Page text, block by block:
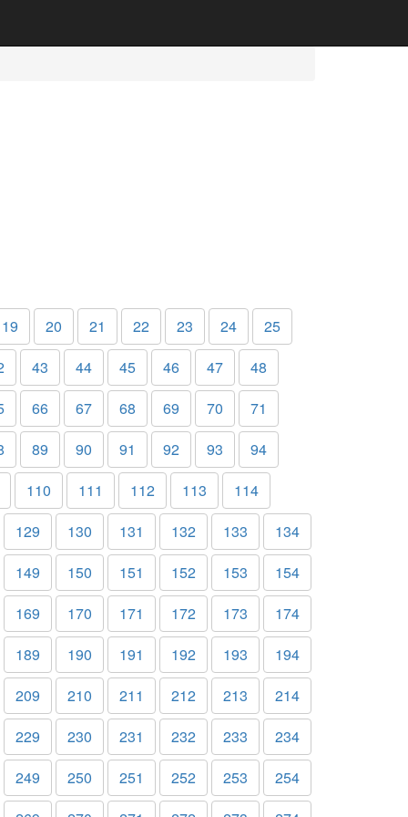
19 20 21 22 23 24
25
43 44 45 46 47
48
66 67 68 69 70
71
89 90 91 92 93
94
110
111 112 113
114
129
130 131 132 133
134
149
150 151 152 153
154
169
170 171 172 173
174
189
190 191 192 193
194
209
210 211 212 213
214
229
230 231 232 233
234
249
250 251 252 253
254